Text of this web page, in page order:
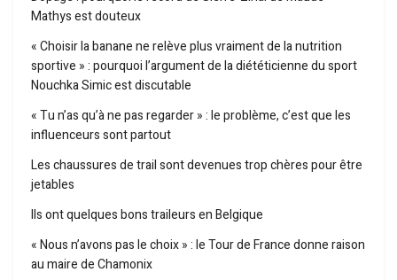
Mathys est douteux
« Choisir la banane ne relève plus vraiment de la nutrition
sportive » : pourquoi l’argument de la diététicienne du sport
Nouchka Simic est discutable
« Tu n’as qu’à ne pas regarder » : le problème, c’est que les
influenceurs sont partout
Les chaussures de trail sont devenues trop chères pour être
jetables
Ils ont quelques bons traileurs en Belgique
« Nous n’avons pas le choix » : le Tour de France donne raison
au maire de Chamonix